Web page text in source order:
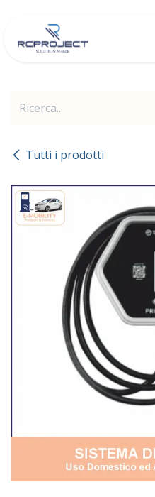
Tutti i prodotti